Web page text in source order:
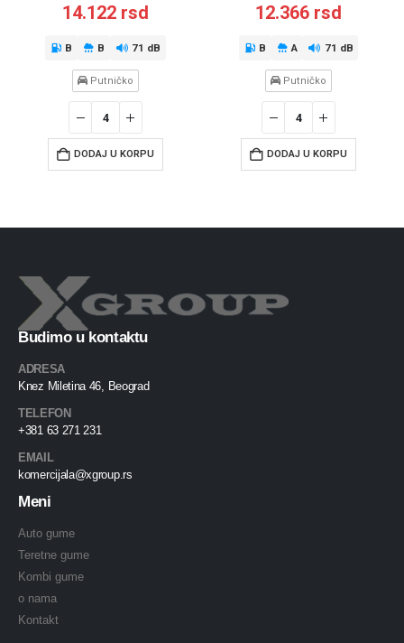
14.122 rsd
B B 71 dB
Putničko
DODAJ U KORPU
12.366 rsd
B A 71 dB
Putničko
DODAJ U KORPU
Budimo u kontaktu
ADRESA
Knez Miletina 46, Beograd
TELEFON
+381 63 271 231
EMAIL
komercijala@xgroup.rs
Meni
Auto gume
Teretne gume
Kombi gume
o nama
Kontakt